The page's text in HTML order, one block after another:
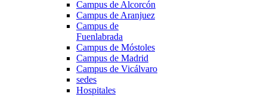
Campus de Alcorcón
Campus de Aranjuez
Campus de
Fuenlabrada
Campus de Móstoles
Campus de Madrid
Campus de Vicálvaro
sedes
Hospitales